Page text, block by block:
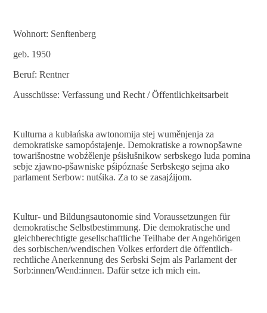
Wohnort: Senftenberg
geb. 1950
Beruf: Rentner
Ausschüsse: Verfassung und Recht / Öffentlichkeitsarbeit
Kulturna a kubłańska awtonomija stej wuměnjenja za
demokratiske samopóstajenje. Demokratiske a rownopšawne
towarišnostne wobźělenje pśisłušnikow serbskego luda pomina
sebje zjawno-pšawniske pśipóznaśe Serbskego sejma ako
parlament Serbow: nutśika. Za to se zasajźijom.
Kultur- und Bildungsautonomie sind Voraussetzungen für
demokratische Selbstbestimmung. Die demokratische und
gleichberechtigte gesellschaftliche Teilhabe der Angehörigen
des sorbischen/wendischen Volkes erfordert die öffentlich-
rechtliche Anerkennung des Serbski Sejm als Parlament der
Sorb:innen/Wend:innen. Dafür setze ich mich ein.